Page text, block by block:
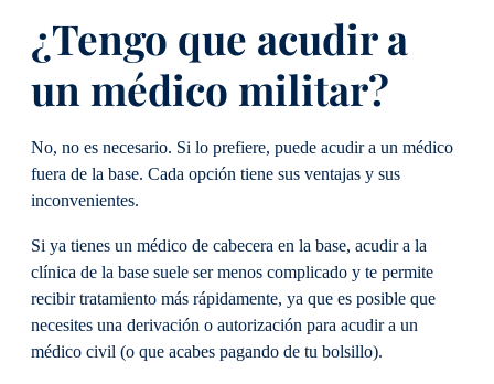
¿Tengo que acudir a
un médico militar?
No, no es necesario. Si lo prefiere, puede acudir a un médico
fuera de la base. Cada opción tiene sus ventajas y sus
inconvenientes.
Si ya tienes un médico de cabecera en la base, acudir a la
clínica de la base suele ser menos complicado y te permite
recibir tratamiento más rápidamente, ya que es posible que
necesites una derivación o autorización para acudir a un
médico civil (o que acabes pagando de tu bolsillo).